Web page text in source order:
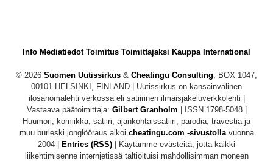
Info Mediatiedot Toimitus Toimittajaksi Kauppa International
© 2026 Suomen Uutissirkus & Cheatingu Consulting , BOX 1047,
00101 HELSINKI, FINLAND | Uutissirkus on kansainvälinen
ilosanomalehti verkossa eli satiirinen ilmaisjakeluverkkolehti |
Vastaava päätoimittaja: Gilbert Granholm | ISSN 1798-5048 |
Huumori, komiikka, satiiri, ajankohtaissatiiri, parodia, travestia ja
muu burleski jonglööraus alkoi cheatingu.com -sivustollavuonna
2004 | Entries (RSS) | Käytämme evästeitä, jotta kaikki
liikehtimisenne internjetissä taltioituisi mahdollisimman moneen